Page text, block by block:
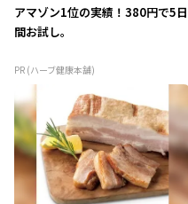
アマゾン1位の実績！380円で5日
間お試し。
PR (ハーブ健康本舗)